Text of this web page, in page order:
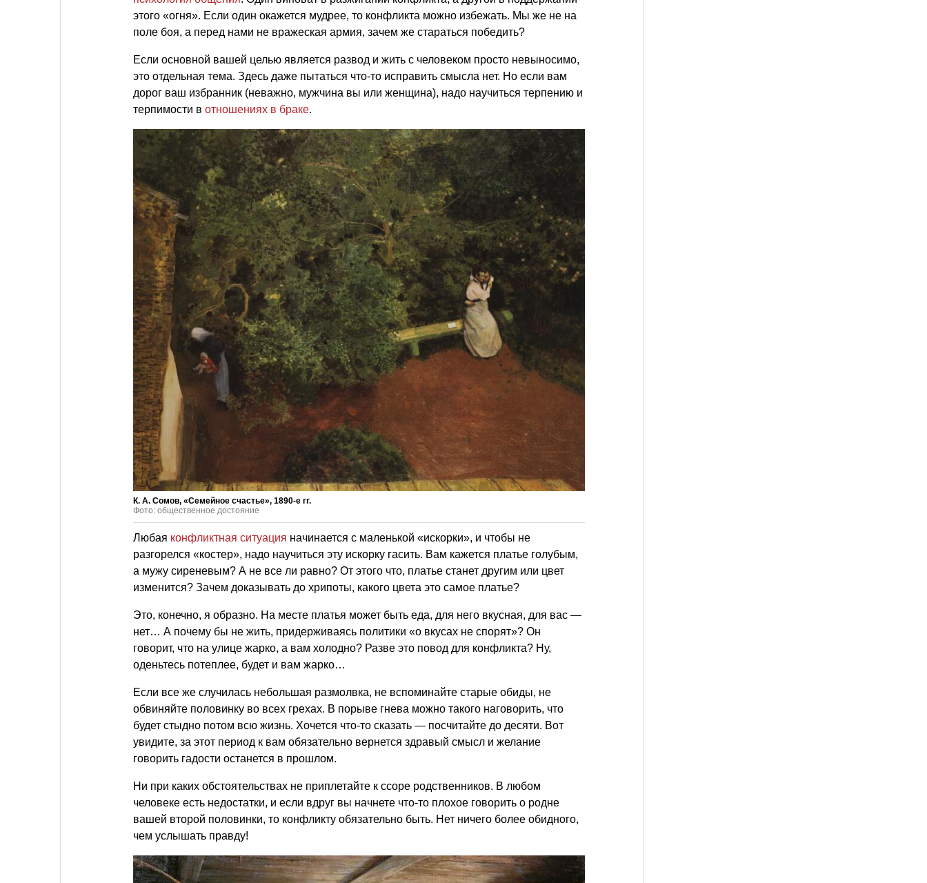
этого «огня». Если один окажется мудрее, то конфликта можно избежать. Мы же не на
поле боя, а перед нами не вражеская армия, зачем же стараться победить?
Если основной вашей целью является развод и жить с человеком просто невыносимо,
это отдельная тема. Здесь даже пытаться что-то исправить смысла нет. Но если вам
дорог ваш избранник (неважно, мужчина вы или женщина), надо научиться терпению и
терпимости в отношениях в браке.
К. А. Сомов, «Семейное счастье», 1890-е гг.
Фото: общественное достояние
Любая конфликтная ситуация начинается с маленькой «искорки», и чтобы не
разгорелся «костер», надо научиться эту искорку гасить. Вам кажется платье голубым,
а мужу сиреневым? А не все ли равно? От этого что, платье станет другим или цвет
изменится? Зачем доказывать до хрипоты, какого цвета это самое платье?
Это, конечно, я образно. На месте платья может быть еда, для него вкусная, для вас —
нет… А почему бы не жить, придерживаясь политики «о вкусах не спорят»? Он
говорит, что на улице жарко, а вам холодно? Разве это повод для конфликта? Ну,
оденьтесь потеплее, будет и вам жарко…
Если все же случилась небольшая размолвка, не вспоминайте старые обиды, не
обвиняйте половинку во всех грехах. В порыве гнева можно такого наговорить, что
будет стыдно потом всю жизнь. Хочется что-то сказать — посчитайте до десяти. Вот
увидите, за этот период к вам обязательно вернется здравый смысл и желание
говорить гадости останется в прошлом.
Ни при каких обстоятельствах не приплетайте к ссоре родственников. В любом
человеке есть недостатки, и если вдруг вы начнете что-то плохое говорить о родне
вашей второй половинки, то конфликту обязательно быть. Нет ничего более обидного,
чем услышать правду!